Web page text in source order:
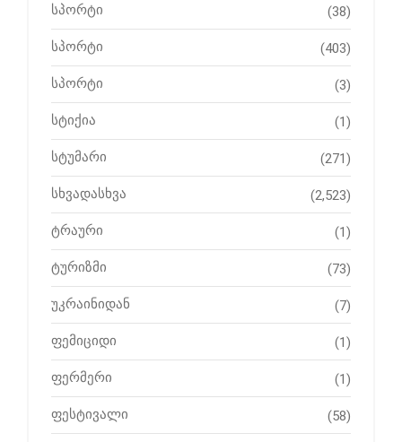
სპორტი (38)
სპორტი (403)
სპორტი (3)
სტიქია (1)
სტუმარი (271)
სხვადასხვა (2,523)
ტრაური (1)
ტურიზმი (73)
უკრაინიდან (7)
ფემიციდი (1)
ფერმერი (1)
ფესტივალი (58)